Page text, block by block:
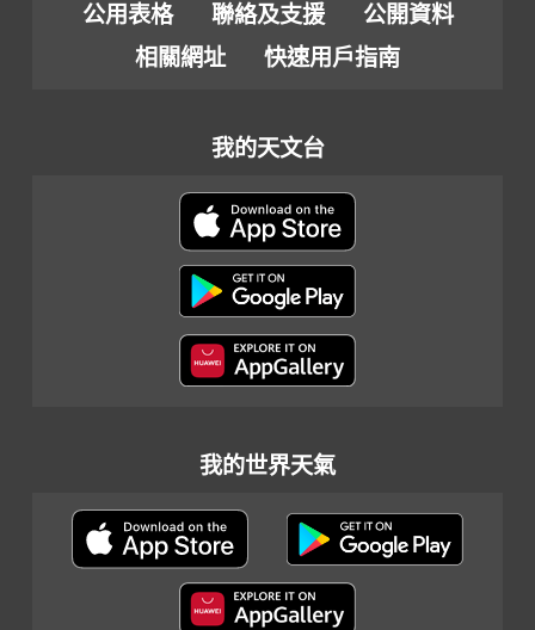
公用表格 聯絡及支援
公開資料
相關網址
快速用戶指南
我的天文台
我的世界天氣